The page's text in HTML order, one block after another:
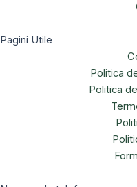
Pagini Utile
Politica
Politica